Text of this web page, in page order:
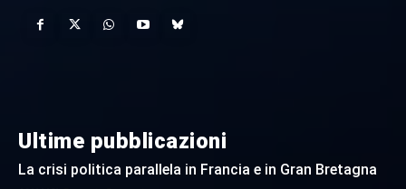
Ultime pubblicazioni
La crisi politica parallela in Francia e in Gran Bretagna